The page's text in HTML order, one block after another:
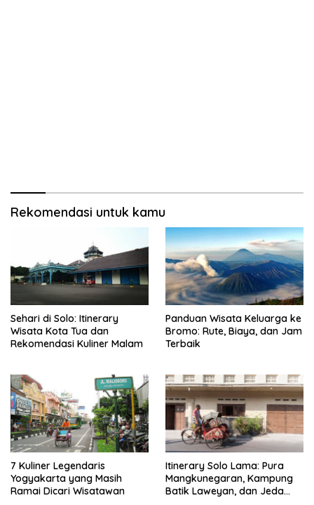
Rekomendasi untuk kamu
Sehari di Solo: Itinerary
Wisata Kota Tua dan
Rekomendasi Kuliner Malam
Panduan Wisata Keluarga ke
Bromo: Rute, Biaya, dan Jam
Terbaik
7 Kuliner Legendaris
Yogyakarta yang Masih
Ramai Dicari Wisatawan
Itinerary Solo Lama: Pura
Mangkunegaran, Kampung
Batik Laweyan, dan Jeda